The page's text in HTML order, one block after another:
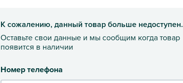
К сожалению, данный товар больше недоступен.
Оставьте свои данные и мы сообщим когда товар
появится в наличии
Номер телефона